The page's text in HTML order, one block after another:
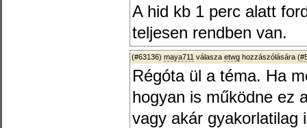
A hid kb 1 perc alatt
teljesen rendben van.
(#63136) maya711 válasza etwg hozzászólására (
Régóta ül a téma. Ha
hogyan is működne ez
vagy akár gyakorlatilag